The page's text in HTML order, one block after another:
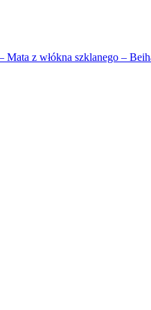
z włókna szklanego –